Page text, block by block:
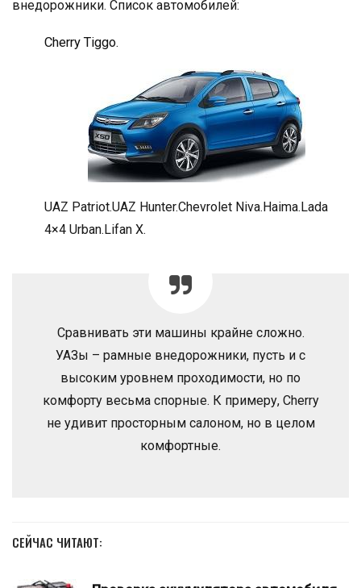
внедорожники. Список автомобилей:
Cherry Tiggo.
UAZ Patriot.UAZ Hunter.Chevrolet Niva.Haima.Lada
4×4 Urban.Lifan X.
Сравнивать эти машины крайне сложно.
УАЗы – рамные внедорожники, пусть и с
высоким уровнем проходимости, но по
комфорту весьма спорные. К примеру, Cherry
не удивит просторным салоном, но в целом
комфортные.
СЕЙЧАС ЧИТАЮТ: